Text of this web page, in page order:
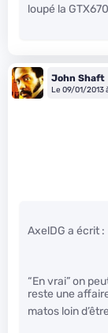
loupé la
John Shaft
Le 09/01/2013
AxelDG a écrit :
“En vrai” on
reste une
matos loin